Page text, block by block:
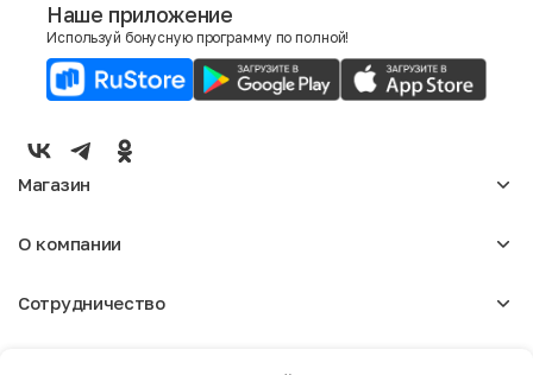
E-mail
Мужской
Наше приложение
Используй бонусную программу по полной!
Магазин
Мужское
О компании
Отзывы
Сотрудничество